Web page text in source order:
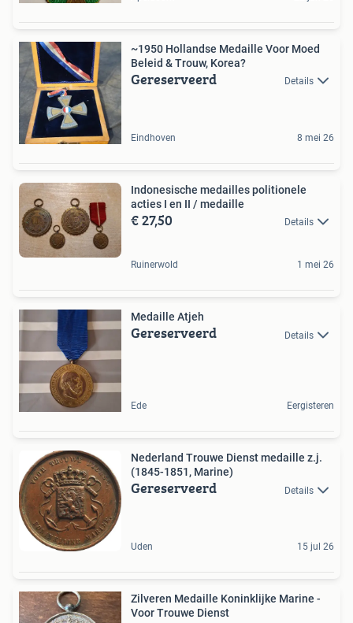
~1950 Hollandse Medaille Voor Moed
Beleid & Trouw, Korea?
Gereserveerd Details
Eindhoven 8 mei 26
Indonesische medailles politionele
acties I en II / medaille
€ 27,50 Details
Ruinerwold 1 mei 26
Medaille Atjeh
Gereserveerd Details
Ede Eergisteren
Nederland Trouwe Dienst medaille z.j.
(1845-1851, Marine)
Gereserveerd Details
Uden 15 jul 26
Zilveren Medaille Koninklijke Marine -
Voor Trouwe Dienst